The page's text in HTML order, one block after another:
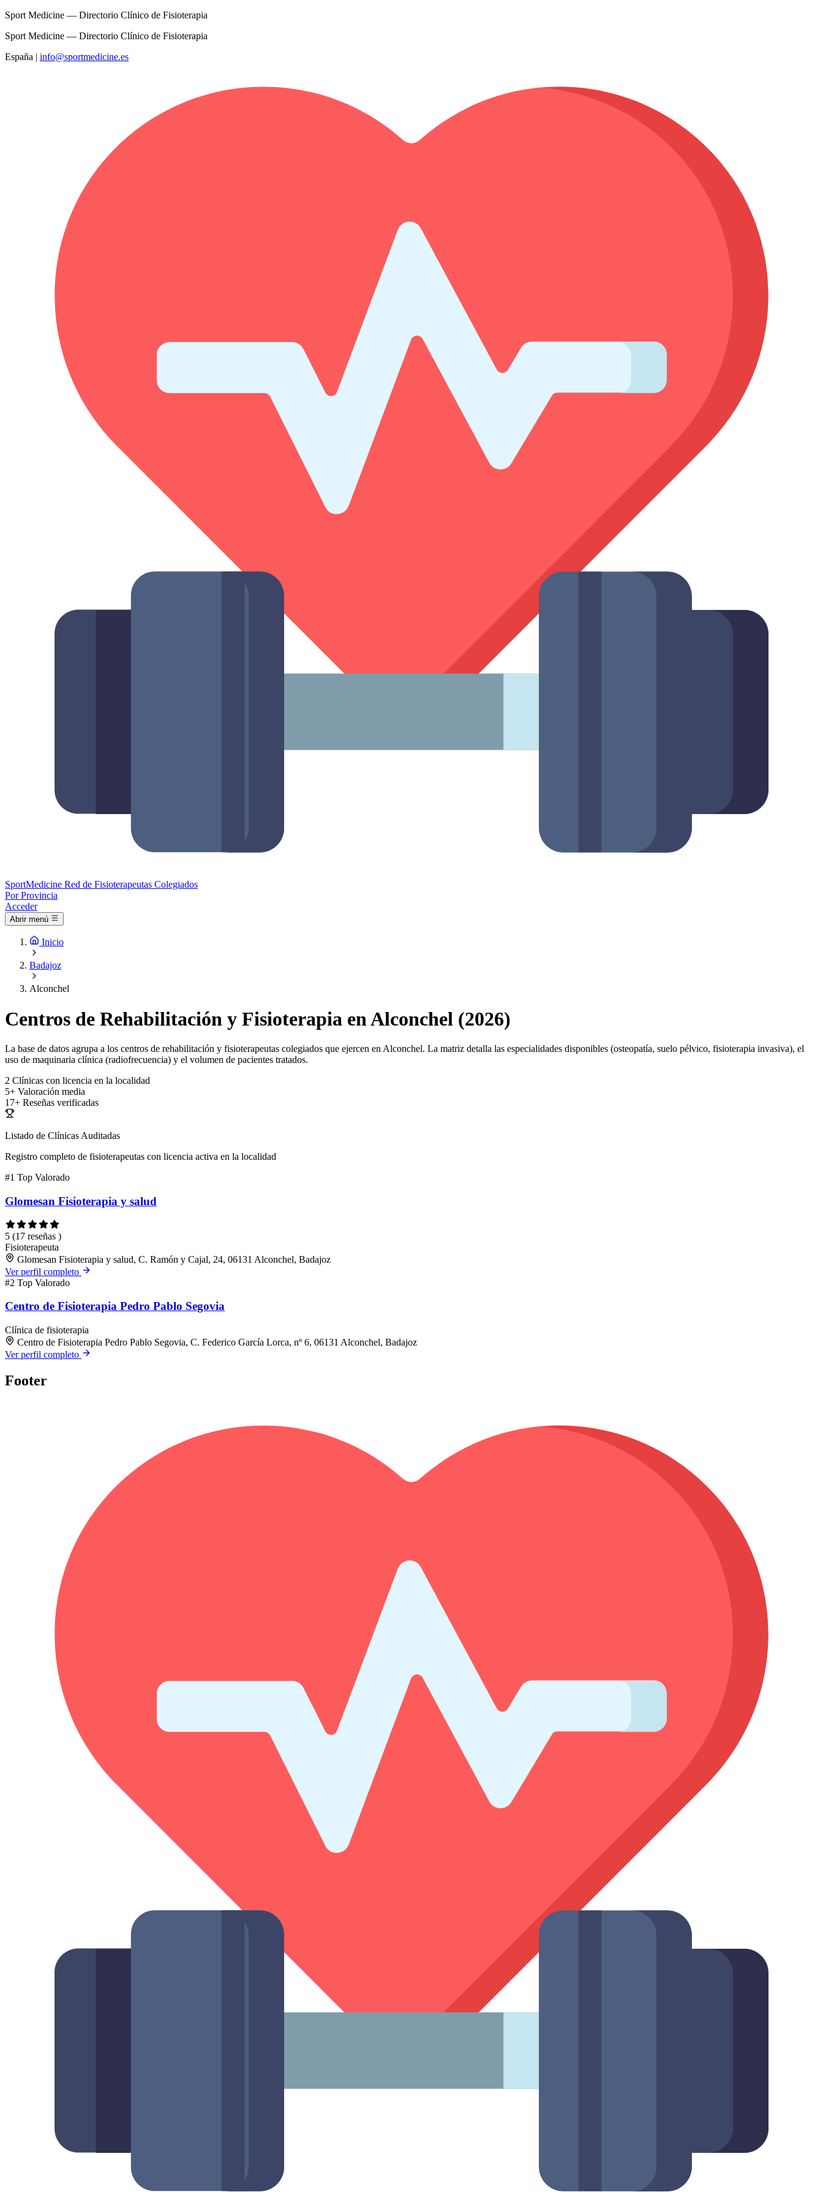
Sport Medicine — Directorio Clínico de Fisioterapia
Sport Medicine — Directorio Clínico de Fisioterapia
España | info@sportmedicine.es
SportMedicine Red de Fisioterapeutas Colegiados
Por Provincia
Acceder
Abrir menú
Inicio
Badajoz
Alconchel
Centros de Rehabilitación y Fisioterapia en Alconchel (2026)
La base de datos agrupa a los centros de rehabilitación y fisioterapeutas colegiados que ejercen en Alconchel. La matriz detalla las especialidades disponibles (osteopatía, suelo pélvico, fisioterapia invasiva), el
uso de maquinaria clínica (radiofrecuencia) y el volumen de pacientes tratados.
2 Clínicas con licencia en la localidad
5+ Valoración media
17+ Reseñas verificadas
Listado de Clínicas Auditadas
Registro completo de fisioterapeutas con licencia activa en la localidad
#1 Top Valorado
Glomesan Fisioterapia y salud
5 (17 reseñas )
Fisioterapeuta
Glomesan Fisioterapia y salud, C. Ramón y Cajal, 24, 06131 Alconchel, Badajoz
Ver perfil completo
#2 Top Valorado
Centro de Fisioterapia Pedro Pablo Segovia
Clínica de fisioterapia
Centro de Fisioterapia Pedro Pablo Segovia, C. Federico García Lorca, nº 6, 06131 Alconchel, Badajoz
Ver perfil completo
Footer